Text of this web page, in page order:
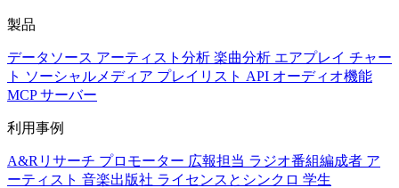
製品
データソース アーティスト分析 楽曲分析 エアプレイ チャー
ト ソーシャルメディア プレイリスト API オーディオ機能
MCP サーバー
利用事例
A&Rリサーチ プロモーター 広報担当 ラジオ番組編成者 ア
ーティスト 音楽出版社 ライセンスとシンクロ 学生